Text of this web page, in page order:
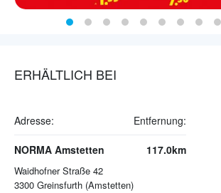
ERHÄLTLICH BEI
Adresse: Entfernung:
NORMA Amstetten
Waidhofner Straße 42
3300 Greinsfurth (Amstetten)
117.0km